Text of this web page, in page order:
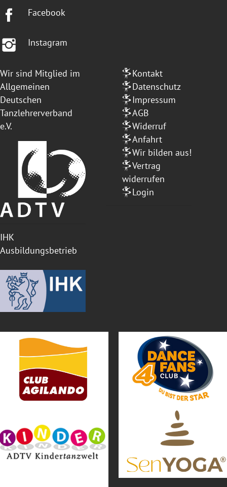
Facebook
Instagram
Wir sind Mitglied im
Allgemeinen
Deutschen
Tanzlehrerverband
e.V.
IHK
Ausbildungsbetrieb
Kontakt
Datenschutz
Impressum
AGB
Widerruf
Anfahrt
Wir bilden aus!
Vertrag
widerrufen
Login